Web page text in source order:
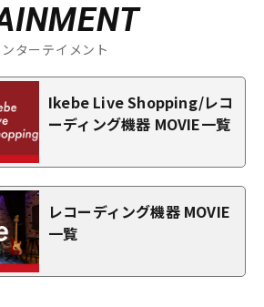
ターテイメント
Ikebe Live Shopping/レコ
ーディング機器 MOVIE一覧
レコーディング機器 MOVIE
一覧